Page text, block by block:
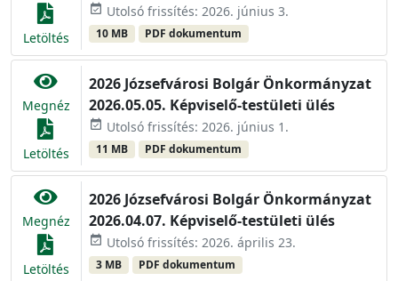
Letöltés
event_available Utolsó frissítés: 2026. június 3.
10 MB PDF dokumentum
Megnéz
Letöltés
2026 Józsefvárosi Bolgár Önkormányzat
2026.05.05. Képviselő-testületi ülés
event_available Utolsó frissítés: 2026. június 1.
11 MB PDF dokumentum
Megnéz
Letöltés
2026 Józsefvárosi Bolgár Önkormányzat
2026.04.07. Képviselő-testületi ülés
event_available Utolsó frissítés: 2026. április 23.
3 MB PDF dokumentum